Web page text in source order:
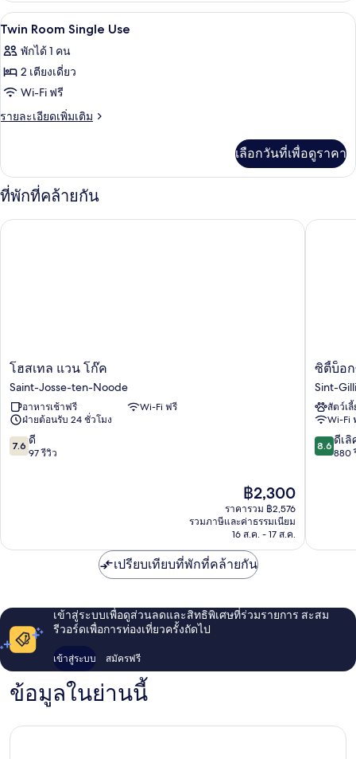
กับ
Twin
Room
เปิด
ภาพถ่าย
ทั้งหมด
ของ
Twin
Use
พื้นที่ทำงานแบบใช้แล็ปท็อป, ผ้าม่านกั
7
Twin Room Single Use
พักได้ 1 คน
2 เตียงเดี่ยว
Wi-Fi ฟรี
รายละเอียดเพิ่มเติม
ราย
เกี่ยว
กับ
Twin
Room
Single
เลือกวันที่เพื่อดูราคา
ที่พักที่คล้ายกัน
โฮ
สเทล
แวน
โก๊ค
Saint-
Josse-
ten-
โฮสเทล แวน โก๊ค
Saint-Josse-ten-Noode
อาหารเช้าฟรี
Wi-Fi ฟรี
ฝ่ายต้อนรับ 24 ชั่วโมง
7.6
จาก
7.6 ดี
97 รีวิว
ราคา
ปัจจุบัน
คือ
฿2,300
฿2,300
ราคารวม ฿2,576
รวมภาษีและค่าธรรมเนียม
16 ส.ค. - 17 ส.ค.
โฮสเทล แวน โก๊ค
ซิ
ตี้บ็
อกซ์
บรัสเซ
เซ็นเตอ
หลุยส์
Sint-
ซิตี้บ็อก
Sint-
สัตว์เ
Wi-Fi
8.6
จาก
8.6 ดีเลิ
880
ซิตี้บ็อกซ์
เปรียบเทียบที่พักที่คล้ายกัน
เข้าสู่ระบบเพื่อดูส่วนลดและสิทธิพิเศษที่ร่วมรายการ สะสม
รีวอร์ดเพื่อการท่องเที่ยวครั้งถัดไป
เข้าสู่ระบบ สมัครฟรี
ข้อมูลในย่านนี้